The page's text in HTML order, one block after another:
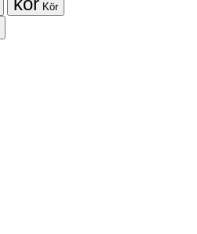
Kör